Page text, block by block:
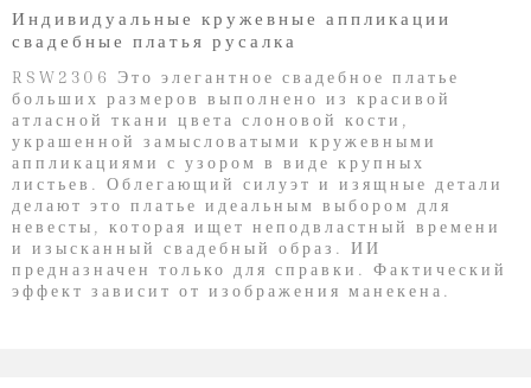
Индивидуальные кружевные аппликации
свадебные платья русалка
RSW2306 Это элегантное свадебное платье
больших размеров выполнено из красивой
атласной ткани цвета слоновой кости,
украшенной замысловатыми кружевными
аппликациями с узором в виде крупных
листьев. Облегающий силуэт и изящные детали
делают это платье идеальным выбором для
невесты, которая ищет неподвластный времени
и изысканный свадебный образ. ИИ
предназначен только для справки. Фактический
эффект зависит от изображения манекена.